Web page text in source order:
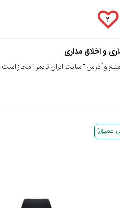
۲
و اخلاق مداری
و آدرس "سایت ایران تایمر " مجاز است.